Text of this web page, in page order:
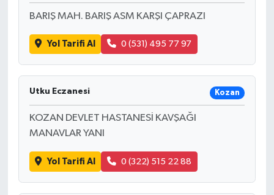
BARIŞ MAH. BARIŞ ASM KARŞI ÇAPRAZI
Yol Tarifi Al 0 (531) 495 77 97
Utku Eczanesi Kozan
KOZAN DEVLET HASTANESİ KAVŞAĞI
MANAVLAR YANI
Yol Tarifi Al 0 (322) 515 22 88